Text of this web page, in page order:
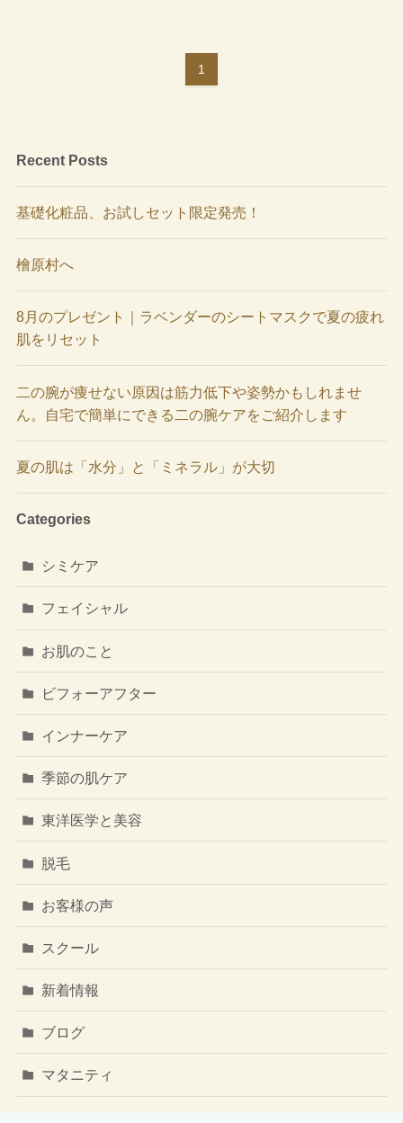
1
Recent Posts
基礎化粧品、お試しセット限定発売！
檜原村へ
8月のプレゼント｜ラベンダーのシートマスクで夏の疲れ
肌をリセット
二の腕が痩せない原因は筋力低下や姿勢かもしれませ
ん。自宅で簡単にできる二の腕ケアをご紹介します
夏の肌は「水分」と「ミネラル」が大切
Categories
シミケア
フェイシャル
お肌のこと
ビフォーアフター
インナーケア
季節の肌ケア
東洋医学と美容
脱毛
お客様の声
スクール
新着情報
ブログ
マタニティ